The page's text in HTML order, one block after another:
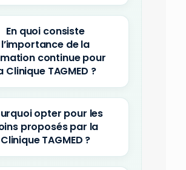
En quoi consiste
l’importance de la
continue pour
Clinique TAGMED ?
opter pour les
proposés par la
Clinique TAGMED ?